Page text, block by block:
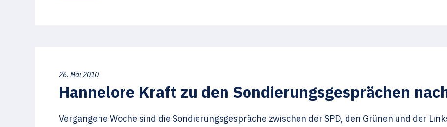
26. Mai 2010
Hannelore Kraft zu den Sondierungsgesprächen
Vergangene Woche sind die Sondierungsgespräche zwischen der SPD, den Grünen und der